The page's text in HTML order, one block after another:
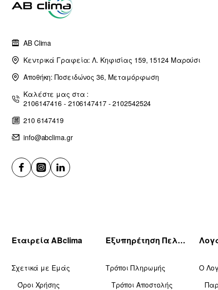
AB Clima
Κεντρικά Γραφεία: Λ. Κηφισίας 159, 15124 Μαρούσι
Αποθήκη: Ποσειδώνος 36, Μεταμόρφωση
Καλέστε μας στα :
2106147416 - 2106147417 - 2102542524
210 6147419
info@abclima.gr
Εταιρεία ABclima
Σχετικά με Εμάς
Όροι Χρήσης
Εξυπηρέτηση Πελατών
Τρόποι Πληρωμής
Τρόποι Αποστολής
Ο